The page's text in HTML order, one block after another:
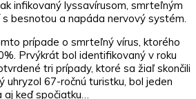
infikovaný lyssavírusom, smrteľným
besnotou a napáda nervový systém.
prípade o smrteľný vírus, ktorého
Prvýkrát bol identifikovaný v roku
tri prípady, ktoré sa žiaľ skončili
uhryzol 67-ročnú turistku, bol jeden
keď spočiatku…